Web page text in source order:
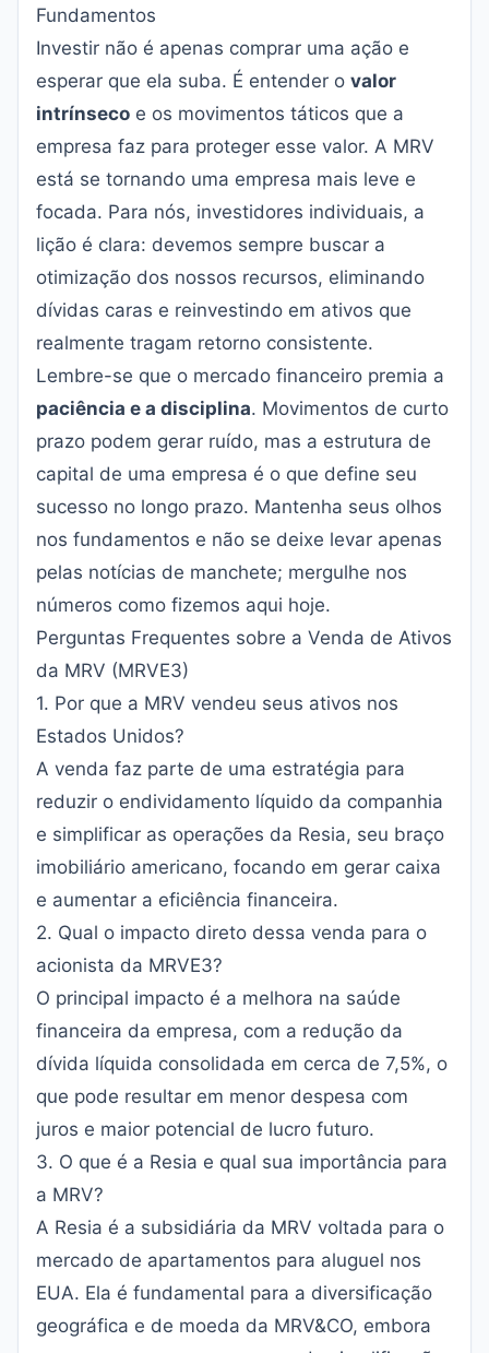
Fundamentos
Investir não é apenas comprar uma ação e
esperar que ela suba. É entender o valor
intrínseco e os movimentos táticos que a
empresa faz para proteger esse valor. A MRV
está se tornando uma empresa mais leve e
focada. Para nós, investidores individuais, a
lição é clara: devemos sempre buscar a
otimização dos nossos recursos, eliminando
dívidas caras e reinvestindo em ativos que
realmente tragam retorno consistente.
Lembre-se que o mercado financeiro premia a
paciência e a disciplina. Movimentos de curto
prazo podem gerar ruído, mas a estrutura de
capital de uma empresa é o que define seu
sucesso no longo prazo. Mantenha seus olhos
nos fundamentos e não se deixe levar apenas
pelas notícias de manchete; mergulhe nos
números como fizemos aqui hoje.
Perguntas Frequentes sobre a Venda de Ativos
da MRV (MRVE3)
1. Por que a MRV vendeu seus ativos nos
Estados Unidos?
A venda faz parte de uma estratégia para
reduzir o endividamento líquido da companhia
e simplificar as operações da Resia, seu braço
imobiliário americano, focando em gerar caixa
e aumentar a eficiência financeira.
2. Qual o impacto direto dessa venda para o
acionista da MRVE3?
O principal impacto é a melhora na saúde
financeira da empresa, com a redução da
dívida líquida consolidada em cerca de 7,5%, o
que pode resultar em menor despesa com
juros e maior potencial de lucro futuro.
3. O que é a Resia e qual sua importância para
a MRV?
A Resia é a subsidiária da MRV voltada para o
mercado de apartamentos para aluguel nos
EUA. Ela é fundamental para a diversificação
geográfica e de moeda da MRV&CO, embora